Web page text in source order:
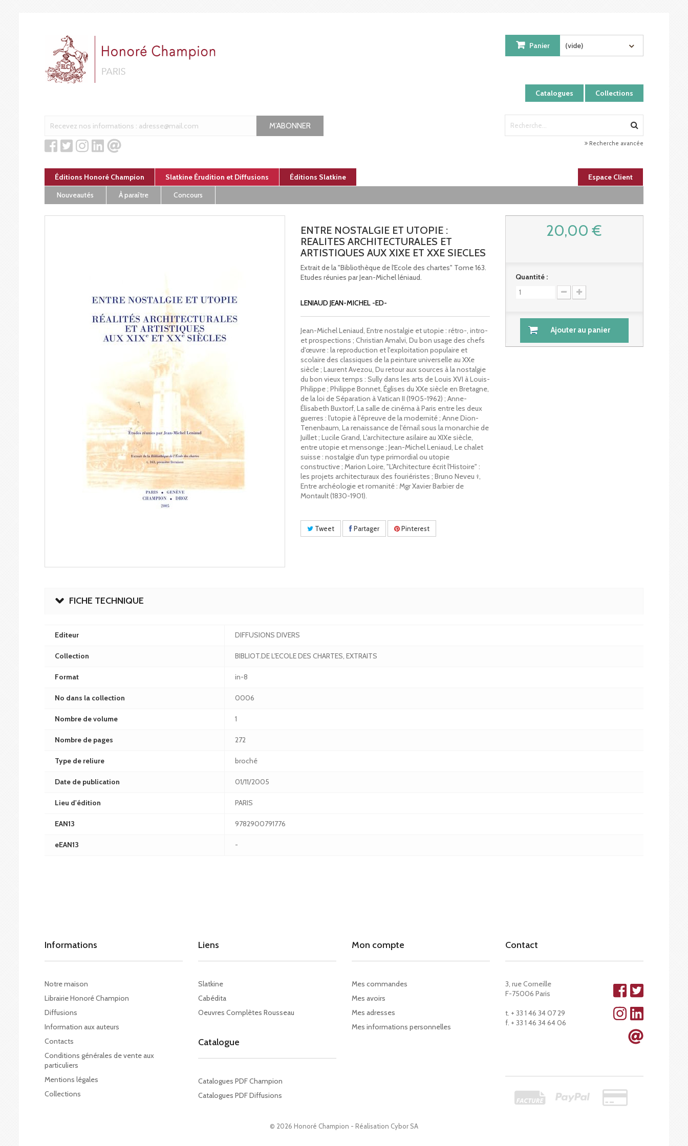
Catalogues Collections
Panier (vide)
M'ABONNER
Recherche avancée
Éditions Honoré Champion Slatkine Érudition et Diffusions Éditions Slatkine
Espace Client
Nouveautés
À paraître Concours
ENTRE NOSTALGIE ET UTOPIE :
REALITES ARCHITECTURALES ET
ARTISTIQUES AUX XIXE ET XXE SIECLES
Extrait de la "Bibliothèque de l'Ecole des chartes" Tome 163.
Etudes réunies par Jean-Michel léniaud.
LENIAUD JEAN-MICHEL -ED-
Jean-Michel Leniaud, Entre nostalgie et utopie : rétro-, intro-
et prospections ; Christian Amalvi, Du bon usage des chefs
d'œuvre : la reproduction et l'exploitation populaire et
scolaire des classiques de la peinture universelle au XXe
siècle ; Laurent Avezou, Du retour aux sources à la nostalgie
du bon vieux temps : Sully dans les arts de Louis XVI à Louis-
Philippe ; Philippe Bonnet, Églises du XXe siècle en Bretagne,
de la loi de Séparation à Vatican II (1905-1962) ; Anne-
Élisabeth Buxtorf, La salle de cinéma à Paris entre les deux
guerres : l'utopie à l'épreuve de la modernité ; Anne Dion-
Tenenbaum, La renaissance de l'émail sous la monarchie de
Juillet ; Lucile Grand, L'architecture asilaire au XIXe siècle,
entre utopie et mensonge ; Jean-Michel Leniaud, Le chalet
suisse : nostalgie d'un type primordial ou utopie
constructive ; Marion Loire, "L'Architecture écrit l'Histoire" :
les projets architecturaux des fouriéristes ; Bruno Neveu †,
Entre archéologie et romanité : Mgr Xavier Barbier de
Montault (1830-1901).
Tweet Partager Pinterest
20,00 €
Quantité :
Ajouter au panier
FICHE TECHNIQUE
Editeur DIFFUSIONS DIVERS
Collection BIBLIOT.DE L'ECOLE DES CHARTES, EXTRAITS
Format in-8
No dans la collection 0006
Nombre de volume 1
Nombre de pages 272
Type de reliure broché
Date de publication 01/11/2005
Lieu d'édition PARIS
EAN13 9782900791776
eEAN13 -
Informations
Notre maison
Librairie Honoré Champion
Diffusions
Information aux auteurs
Contacts
Conditions générales de vente aux
particuliers
Mentions légales
Collections
© 2026 Honoré Champion - Réalisation Cybor SA
Liens
Slatkine
Cabédita
Oeuvres Complètes Rousseau
Catalogue
Catalogues PDF Champion
Catalogues PDF Diffusions
Mon compte
Mes commandes
Mes avoirs
Mes adresses
Mes informations personnelles
Contact
3, rue Corneille
F-75006 Paris
t. + 33 1 46 34 07 29
f. + 33 1 46 34 64 06